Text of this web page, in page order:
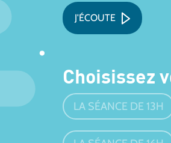
J'ÉCOUTE
Choisissez
LA SÉANCE DE 13H